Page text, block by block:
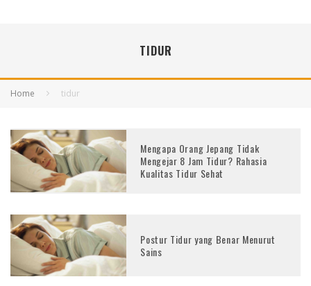
TIDUR
Home tidur
Mengapa Orang Jepang Tidak
Mengejar 8 Jam Tidur? Rahasia
Kualitas Tidur Sehat
Postur Tidur yang Benar Menurut
Sains